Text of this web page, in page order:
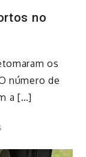
no
os
número de
a […]